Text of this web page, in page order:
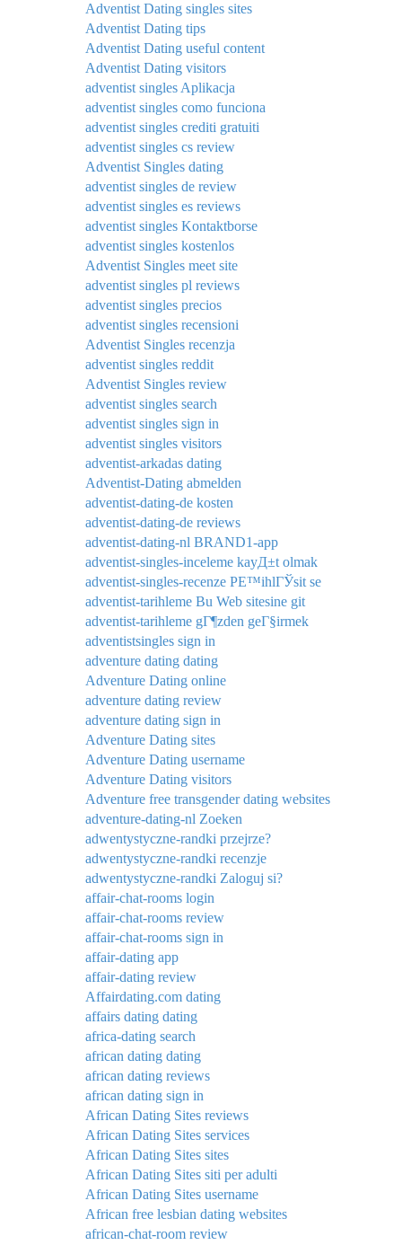
Adventist Dating singles sites
Adventist Dating tips
Adventist Dating useful content
Adventist Dating visitors
adventist singles Aplikacja
adventist singles como funciona
adventist singles crediti gratuiti
adventist singles cs review
Adventist Singles dating
adventist singles de review
adventist singles es reviews
adventist singles Kontaktborse
adventist singles kostenlos
Adventist Singles meet site
adventist singles pl reviews
adventist singles precios
adventist singles recensioni
Adventist Singles recenzja
adventist singles reddit
Adventist Singles review
adventist singles search
adventist singles sign in
adventist singles visitors
adventist-arkadas dating
Adventist-Dating abmelden
adventist-dating-de kosten
adventist-dating-de reviews
adventist-dating-nl BRAND1-app
adventist-singles-inceleme kayД±t olmak
adventist-singles-recenze PЕ™ihlГЎsit se
adventist-tarihleme Bu Web sitesine git
adventist-tarihleme gГ¶zden geГ§irmek
adventistsingles sign in
adventure dating dating
Adventure Dating online
adventure dating review
adventure dating sign in
Adventure Dating sites
Adventure Dating username
Adventure Dating visitors
Adventure free transgender dating websites
adventure-dating-nl Zoeken
adwentystyczne-randki przejrze?
adwentystyczne-randki recenzje
adwentystyczne-randki Zaloguj si?
affair-chat-rooms login
affair-chat-rooms review
affair-chat-rooms sign in
affair-dating app
affair-dating review
Affairdating.com dating
affairs dating dating
africa-dating search
african dating dating
african dating reviews
african dating sign in
African Dating Sites reviews
African Dating Sites services
African Dating Sites sites
African Dating Sites siti per adulti
African Dating Sites username
African free lesbian dating websites
african-chat-room review